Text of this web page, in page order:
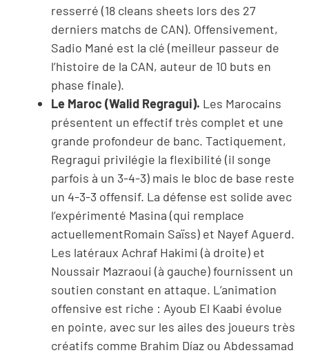
resserré (18 cleans sheets lors des 27
derniers matchs de CAN). Offensivement,
Sadio Mané est la clé (meilleur passeur de
l’histoire de la CAN, auteur de 10 buts en
phase finale).
Le Maroc (Walid Regragui). Les Marocains
présentent un effectif très complet et une
grande profondeur de banc. Tactiquement,
Regragui privilégie la flexibilité (il songe
parfois à un 3-4-3) mais le bloc de base reste
un 4-3-3 offensif. La défense est solide avec
l’expérimenté Masina (qui remplace
actuellementRomain Saïss) et Nayef Aguerd.
Les latéraux Achraf Hakimi (à droite) et
Noussair Mazraoui (à gauche) fournissent un
soutien constant en attaque. L’animation
offensive est riche : Ayoub El Kaabi évolue
en pointe, avec sur les ailes des joueurs très
créatifs comme Brahim Díaz ou Abdessamad